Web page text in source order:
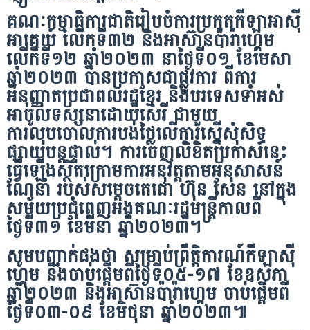
គណៈកម្មាធិការជាតិរៀបចំការប្រកួតកីឡាអាស៉ី
អាគ្នេយ៍ លើកទី៣២ និងអាស៊ានប៉ារ៉ាហ្គេម
លើកទី១២ ឆ្នាំ២០២៣ នាថ្ងៃទី០១ ខែមេសា
ឆ្នាំ២០២៣ បានប្រកាសជាផ្លូវការ ពីការ
អនុញ្ញាតប្រជាពលរដ្ឋខ្មែរ និងបរទេសទាំអស់
អាចូលទស្សនាដោយសេរី ជាមួយ
ការលុបចោលការបង់ថ្លៃលើការស្នើសុំសិទ្ធ
ផ្សាយបន្តផ្ទាល់។ ការចេញលិខិតប្រកាសនេះ
ធ្វើឡើងស្ថិតក្រោមការអនុវត្តតាមអនុសាសន៍
ណែនាំ របស់សម្តេចតេជោ ហ៊ុន សែន នៅក្នុង
សម័យប្រជុំពេញអង្គគណៈរដ្ឋមន្ត្រីកាលពី
ថ្ងៃទី៣១ ខែមីនា ឆ្នាំ២០២៣។
សូមបញ្ជាក់ផងថា សម្រាប់ព្រឹត្តិការណ៍កីឡាស៉ី
ហ្គេម នឹងចាប់ផ្តើមពីថ្ងៃទី០៥-១៧ ខែឧសភា
ឆ្នាំ២០២៣ និងអាស៊ានប៉ារ៉ាហ្គេម ចាប់ផ្តើមពី
ថ្ងៃទី០៣-០៩ ខែមិថុនា ឆ្នាំ២០២៣៕